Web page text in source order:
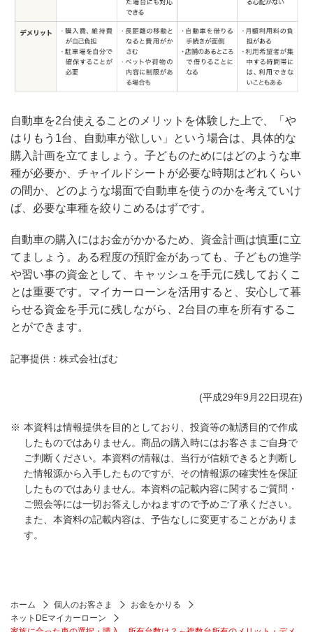
自動車を2台使えることのメリットを体験した上で、「や
はりもう1台、自動車が欲しい」という場合は、具体的な
購入計画を立てましょう。子どものためにはどのような車
種が必要か、チャイルドシートが必要な時期はどれくらい
の間か、どのような場面で自動車を使うのかを考えていけ
ば、必要な車種を絞りこめるはずです。
自動車の購入にはお金がかかるため、資金計画は慎重に立
てましょう。ある程度の預貯金があっても、子どもの進学
や習い事の資金として、キャッシュを手元に残しておくこ
とは重要です。マイカーローンを活用すると、安心して暮
らせる資金を手元に残しながら、2台目の車を所有するこ
とができます。
記事提供：株式会社ぱむ
(平成29年9月22日現在)
本資料は情報提供を目的としており、投資等の勧誘目的で作成
したものではありません。商品の購入時にはお客さまご自身で
ご判断ください。本資料の情報は、当行が信頼できると判断し
た情報源から入手したものですが、その情報源の確実性を保証
したものではありません。本資料の記載内容に関するご質問・
ご照会等には一切お答えしかねますので予めご了承ください。
また、本資料の記載内容は、予告なしに変更することがありま
す。
ホーム 個人のお客さま
お金をかりる
ネットDEマイカーローン